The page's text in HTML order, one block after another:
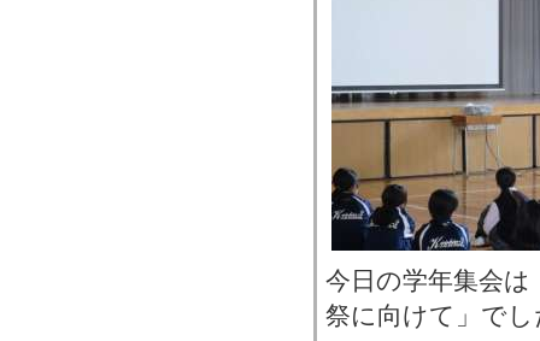
今日の学年集会は
祭に向けて」でし